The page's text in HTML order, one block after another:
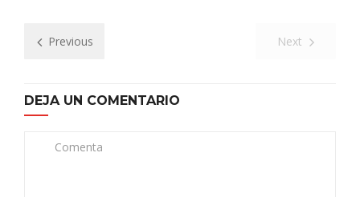
Previous Next
DEJA UN COMENTARIO
Comenta